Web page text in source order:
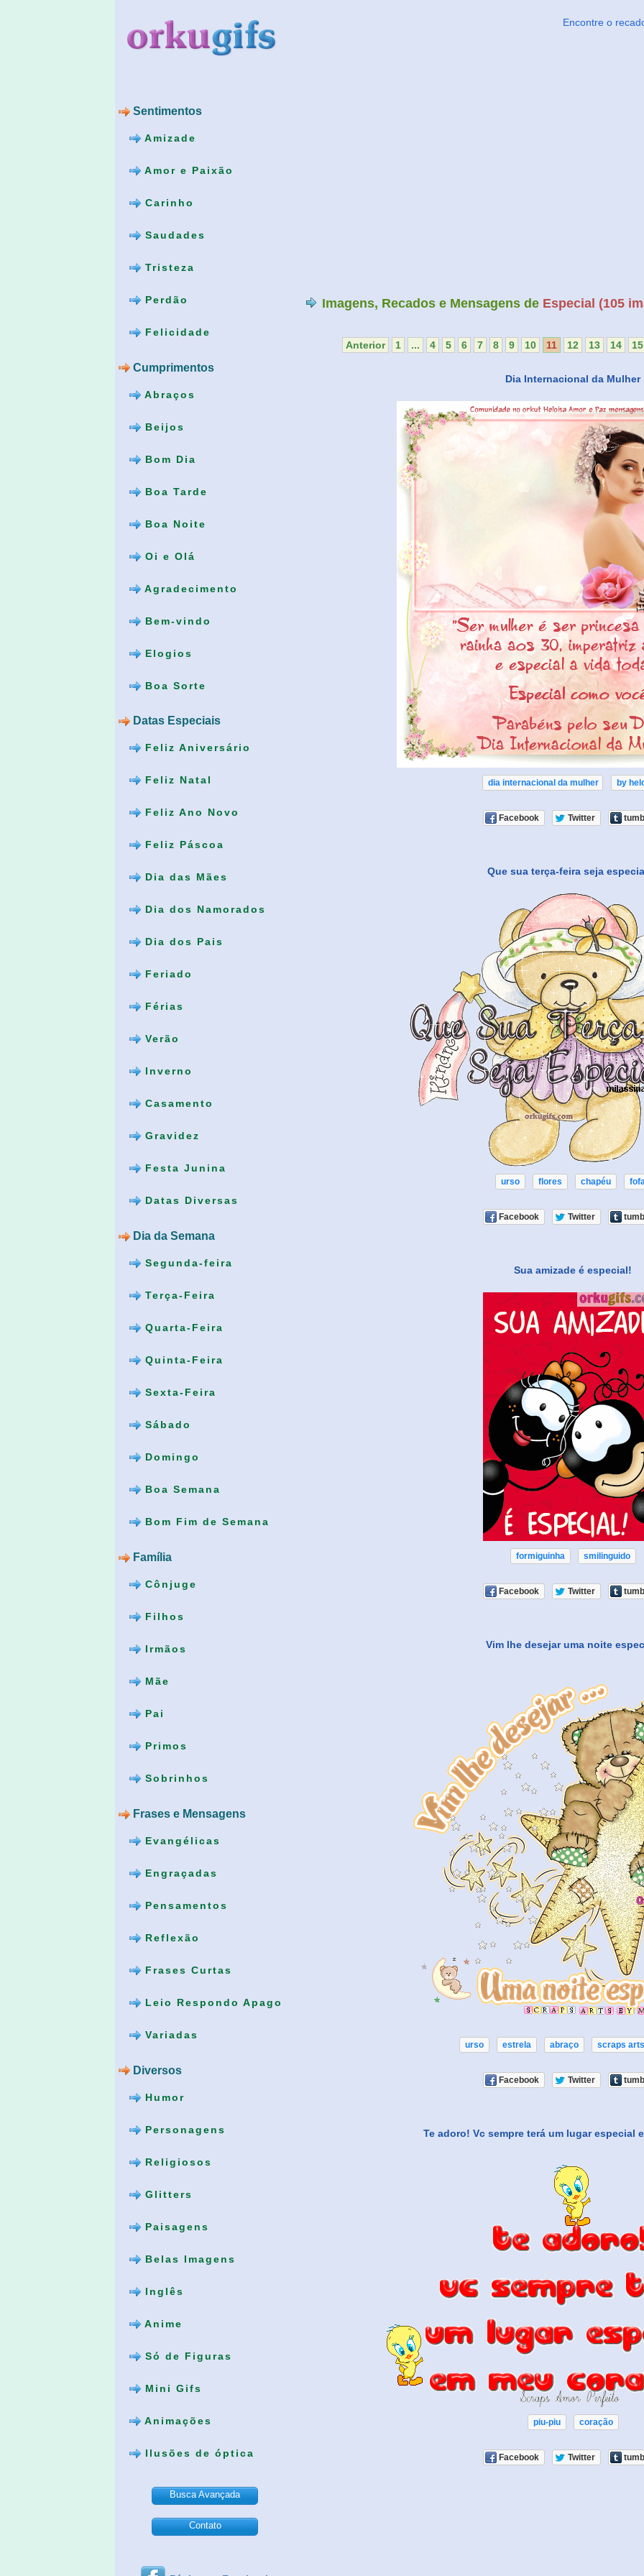
Sentimentos
Amizade
Amor e Paixão
Carinho
Saudades
Tristeza
Perdão
Felicidade
Cumprimentos
Abraços
Beijos
Bom Dia
Boa Tarde
Boa Noite
Oi e Olá
Agradecimento
Bem-vindo
Elogios
Boa Sorte
Datas Especiais
Feliz Aniversário
Feliz Natal
Feliz Ano Novo
Feliz Páscoa
Dia das Mães
Dia dos Namorados
Dia dos Pais
Feriado
Férias
Verão
Inverno
Casamento
Gravidez
Festa Junina
Datas Diversas
Dia da Semana
Segunda-feira
Terça-Feira
Quarta-Feira
Quinta-Feira
Sexta-Feira
Sábado
Domingo
Boa Semana
Bom Fim de Semana
Família
Cônjuge
Filhos
Irmãos
Mãe
Pai
Primos
Sobrinhos
Frases e Mensagens
Evangélicas
Engraçadas
Pensamentos
Reflexão
Frases Curtas
Leio Respondo Apago
Variadas
Diversos
Humor
Personagens
Religiosos
Glitters
Paisagens
Belas Imagens
Inglês
Anime
Só de Figuras
Mini Gifs
Animações
Ilusões de óptica
Busca Avançada
Contato
Encontre o
Imagens, Recados e Mensagens de Especial (105
Anterior 1 ... 4 5 6 7 8 9 10 11 12 13 14 15
Dia Internacional da Mulher
dia internacional da mulher by
Facebook Twitter
Que sua terça-feira seja
urso flores chapéu
Facebook Twitter
Sua amizade é especial!
formiguinha smilinguido
Facebook Twitter
Vim lhe desejar uma noite
urso estrela abraço scraps
Facebook Twitter
Te adoro! Vc sempre terá um lugar especial
piu-piu coração
Facebook Twitter